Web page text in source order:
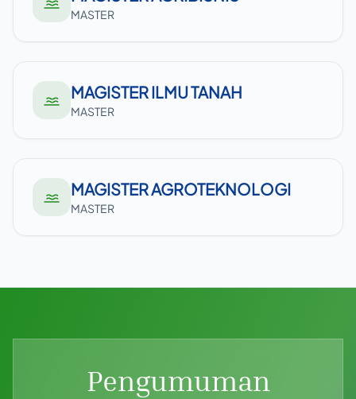
MASTER
MAGISTER ILMU TANAH
MASTER
MAGISTER AGROTEKNOLOGI
MASTER
Pengumuman